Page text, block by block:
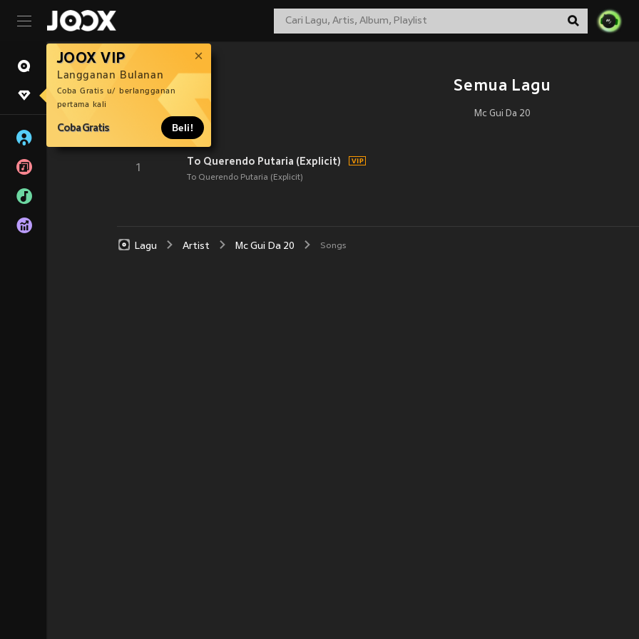
JOOX VIP
Langganan Bulanan
Coba Gratis u/ berlangganan
pertama kali
Coba Gratis Beli!
Semua Lagu
Mc Gui Da 20
1
To Querendo Putaria (Explicit)
To Querendo Putaria (Explicit)
Lagu Artist Mc Gui Da 20 Songs